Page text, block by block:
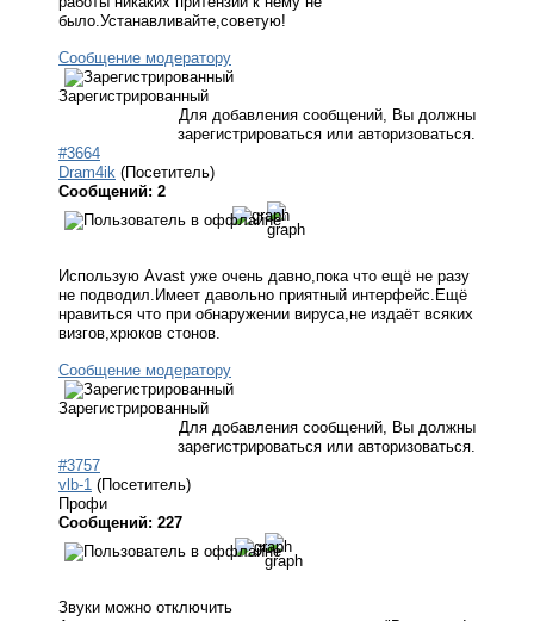
было.Устанавливайте,советую!
Сообщение модератору
Зарегистрированный
Для добавления сообщений, Вы должны
зарегистрироваться или авторизоваться.
#3664
Dram4ik (Посетитель)
Сообщений: 2
Использую Avast уже очень давно,пока что ещё не разу
не подводил.Имеет давольно приятный интерфейс.Ещё
нравиться что при обнаружении вируса,не издаёт всяких
визгов,хрюков стонов.
Сообщение модератору
Зарегистрированный
Для добавления сообщений, Вы должны
зарегистрироваться или авторизоваться.
#3757
vlb-1 (Посетитель)
Профи
Сообщений: 227
Звуки можно отключить